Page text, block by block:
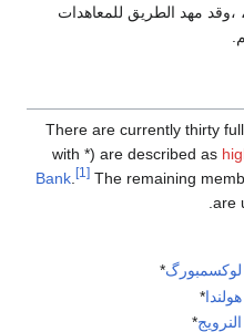
،وقد مهد الطريق للمعاهدات
There are currently thirty
with *) are described as
Bank. [1] The remaining
are
لوكسمبورگ*
هولندا*
النرويج*